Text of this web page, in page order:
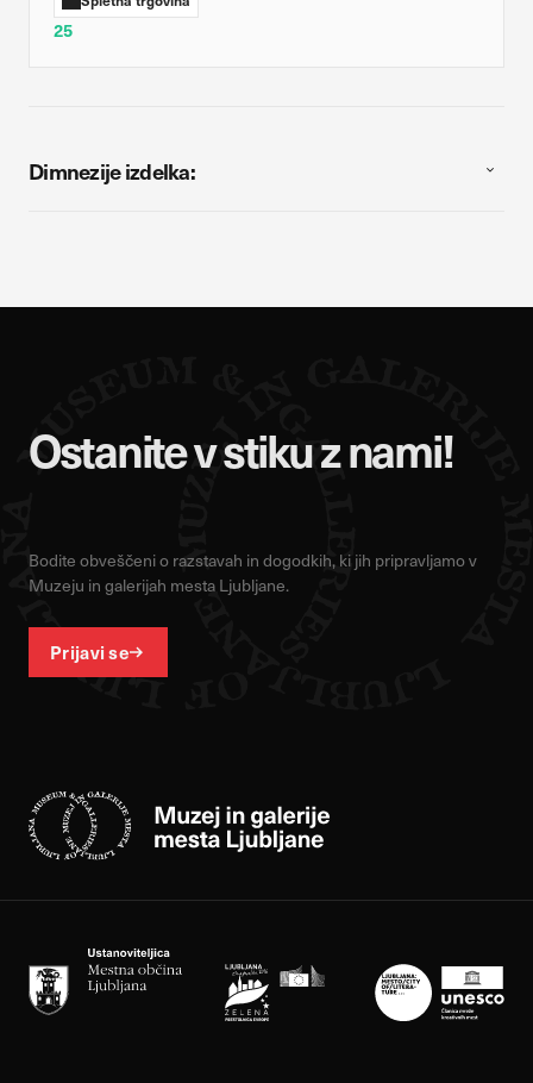
25
Dimnezije izdelka:
Ostanite v stiku z nami!
Bodite obveščeni o razstavah in dogodkih, ki jih pripravljamo v
Muzeju in galerijah mesta Ljubljane.
Prijavi se